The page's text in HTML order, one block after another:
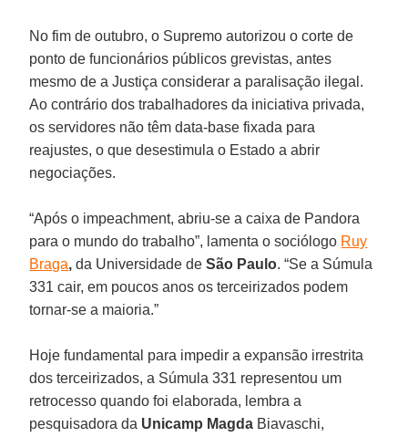
No fim de outubro, o Supremo autorizou o corte de
ponto de funcionários públicos grevistas, antes
mesmo de a Justiça considerar a paralisação ilegal.
Ao contrário dos trabalhadores da iniciativa privada,
os servidores não têm data-base fixada para
reajustes, o que desestimula o Estado a abrir
negociações.
“Após o impeachment, abriu-se a caixa de Pandora
para o mundo do trabalho”, lamenta o sociólogo Ruy
Braga, da Universidade deSão Paulo. “Se a Súmula
331 cair, em poucos anos os terceirizados podem
tornar-se a maioria.”
Hoje fundamental para impedir a expansão irrestrita
dos terceirizados, a Súmula 331 representou um
retrocesso quando foi elaborada, lembra a
pesquisadora da Unicamp Magda Biavaschi,